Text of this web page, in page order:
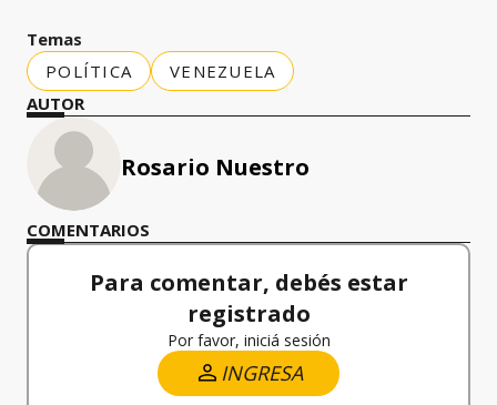
Temas
POLÍTICA
VENEZUELA
AUTOR
Rosario Nuestro
COMENTARIOS
Para comentar, debés estar
registrado
Por favor, iniciá sesión
INGRESA